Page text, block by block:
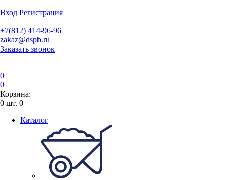
Вход Регистрация
+7(812) 414-96-96
zakaz@dspb.ru
Заказать звонок
0
0
Корзина:
0 шт. 0
Каталог